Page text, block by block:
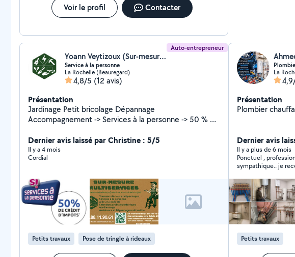
Voir le profil Contacter
Auto-entrepreneur
Yoann Veytizoux (Sur-mesure-multiservices)
Service à la personne
La Rochelle (Beauregard)
4,8/5 (12 avis)
Présentation
Jardinage Petit bricolage Dépannage
Accompagnement -> Services à la personne -> 50 % de
Dernier avis laissé par Christine : 5/5
Il y a 4 mois
Cordial
Petits travaux Pose de tringle à rideaux
La
Présentation
Plombier
Dernier avis
Il y a plus de 6 mois
Ponctuel ,
sympathique.. je
Petits travaux